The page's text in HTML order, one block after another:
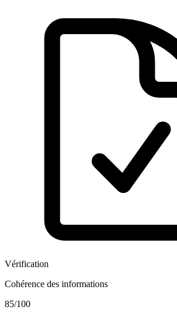
Vérification
Cohérence des informations
85/100